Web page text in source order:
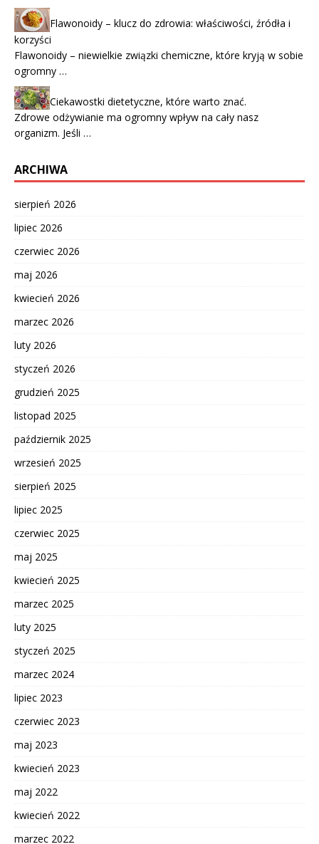
Flawonoidy – klucz do zdrowia: właściwości, źródła i
korzyści
Flawonoidy – niewielkie związki chemiczne, które kryją w sobie
ogromny …
Ciekawostki dietetyczne, które warto znać.
Zdrowe odżywianie ma ogromny wpływ na cały nasz
organizm. Jeśli …
ARCHIWA
sierpień 2026
lipiec 2026
czerwiec 2026
maj 2026
kwiecień 2026
marzec 2026
luty 2026
styczeń 2026
grudzień 2025
listopad 2025
październik 2025
wrzesień 2025
sierpień 2025
lipiec 2025
czerwiec 2025
maj 2025
kwiecień 2025
marzec 2025
luty 2025
styczeń 2025
marzec 2024
lipiec 2023
czerwiec 2023
maj 2023
kwiecień 2023
maj 2022
kwiecień 2022
marzec 2022